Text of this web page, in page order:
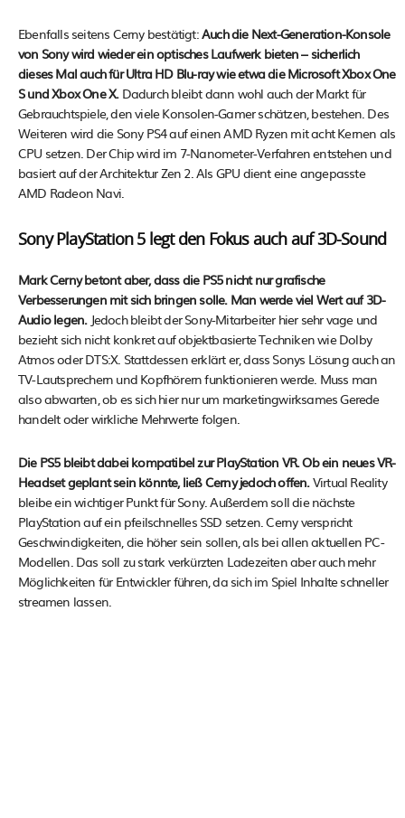
Ebenfalls seitens Cerny bestätigt:Auch die Next-Generation-Konsole
von Sony wird wieder ein optisches Laufwerk bieten – sicherlich
dieses Mal auch für Ultra HD Blu-ray wie etwa die Microsoft Xbox One
S und Xbox One X.Dadurch bleibt dann wohl auch der Markt für
Gebrauchtspiele, den viele Konsolen-Gamer schätzen, bestehen. Des
Weiteren wird die Sony PS4 auf einen AMD Ryzen mit acht Kernen als
CPU setzen. Der Chip wird im 7-Nanometer-Verfahren entstehen und
basiert auf der Architektur Zen 2. Als GPU dient eine angepasste
AMD Radeon Navi.
Sony PlayStation 5 legt den Fokus auch auf 3D-Sound
Mark Cerny betont aber, dass die PS5 nicht nur grafische
Verbesserungen mit sich bringen solle. Man werde viel Wert auf 3D-
Audio legen.Jedoch bleibt der Sony-Mitarbeiter hier sehr vage und
bezieht sich nicht konkret auf objektbasierte Techniken wie Dolby
Atmos oder DTS:X. Stattdessen erklärt er, dass Sonys Lösung auch an
TV-Lautsprechern und Kopfhörern funktionieren werde. Muss man
also abwarten, ob es sich hier nur um marketingwirksames Gerede
handelt oder wirkliche Mehrwerte folgen.
Die PS5 bleibt dabei kompatibel zur PlayStation VR. Ob ein neues VR-
Headset geplant sein könnte, ließ Cerny jedoch offen.Virtual Reality
bleibe ein wichtiger Punkt für Sony. Außerdem soll die nächste
PlayStation auf ein pfeilschnelles SSD setzen. Cerny verspricht
Geschwindigkeiten, die höher sein sollen, als bei allen aktuellen PC-
Modellen. Das soll zu stark verkürzten Ladezeiten aber auch mehr
Möglichkeiten für Entwickler führen, da sich im Spiel Inhalte schneller
streamen lassen.